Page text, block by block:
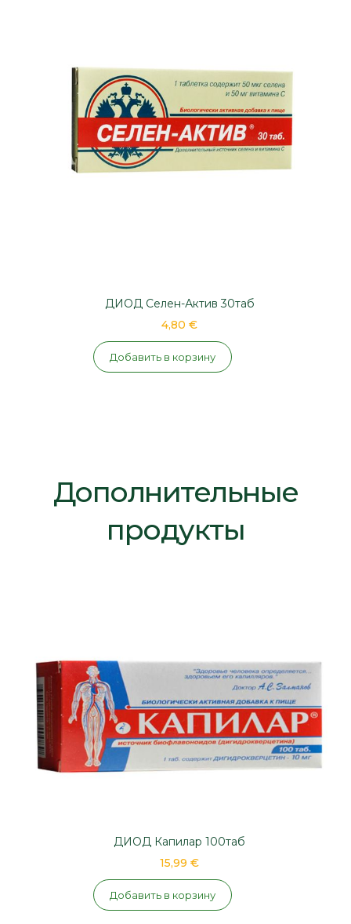
ДИОД Селен-Актив 30таб
4,80 €
Добавить в корзину
Дополнительные
продукты
ДИОД Капилар 100таб
15,99 €
Добавить в корзину